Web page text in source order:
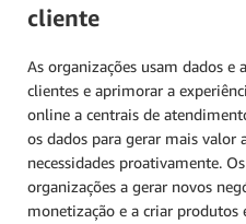
cliente
As organizações usam dados e
clientes e aprimorar a
online a centrais de
os dados para gerar mais valor
necessidades proativamente.
organizações a gerar novos
monetização e a criar produtos